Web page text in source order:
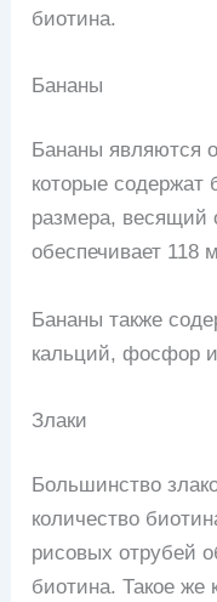
биотина.
Бананы
Бананы являются
которые содержат
размера, весящий
обеспечивает 118
Бананы также
кальций, фосфор
Злаки
Большинство
количество
рисовых отрубей
биотина. Такое же